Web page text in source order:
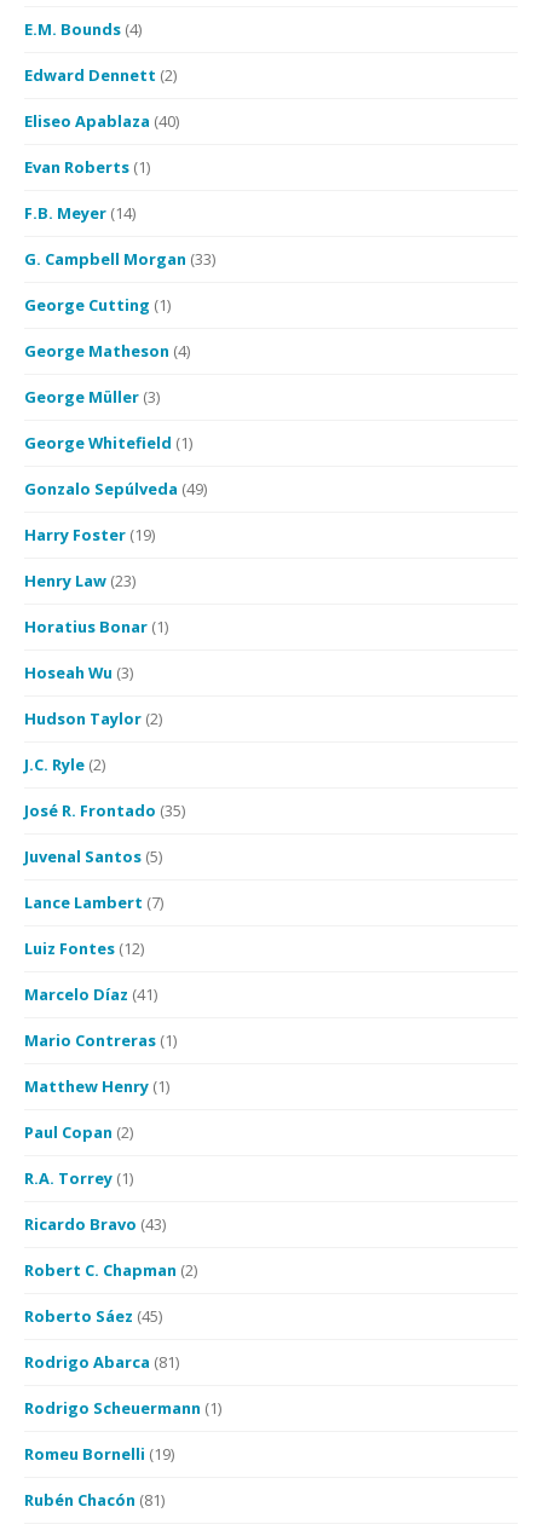
E.M. Bounds (4)
Edward Dennett (2)
Eliseo Apablaza (40)
Evan Roberts (1)
F.B. Meyer (14)
G. Campbell Morgan (33)
George Cutting (1)
George Matheson (4)
George Müller (3)
George Whitefield (1)
Gonzalo Sepúlveda (49)
Harry Foster (19)
Henry Law (23)
Horatius Bonar (1)
Hoseah Wu (3)
Hudson Taylor (2)
J.C. Ryle (2)
José R. Frontado (35)
Juvenal Santos (5)
Lance Lambert (7)
Luiz Fontes (12)
Marcelo Díaz (41)
Mario Contreras (1)
Matthew Henry (1)
Paul Copan (2)
R.A. Torrey (1)
Ricardo Bravo (43)
Robert C. Chapman (2)
Roberto Sáez (45)
Rodrigo Abarca (81)
Rodrigo Scheuermann (1)
Romeu Bornelli (19)
Rubén Chacón (81)